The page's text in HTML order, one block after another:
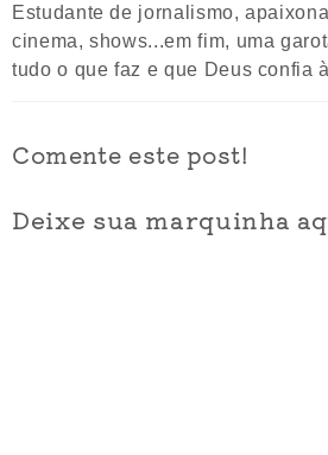
Estudante de jornalismo,
cinema, shows...em fim, uma
tudo o que faz e que Deus confia
Comente este post!
Deixe sua marquinha